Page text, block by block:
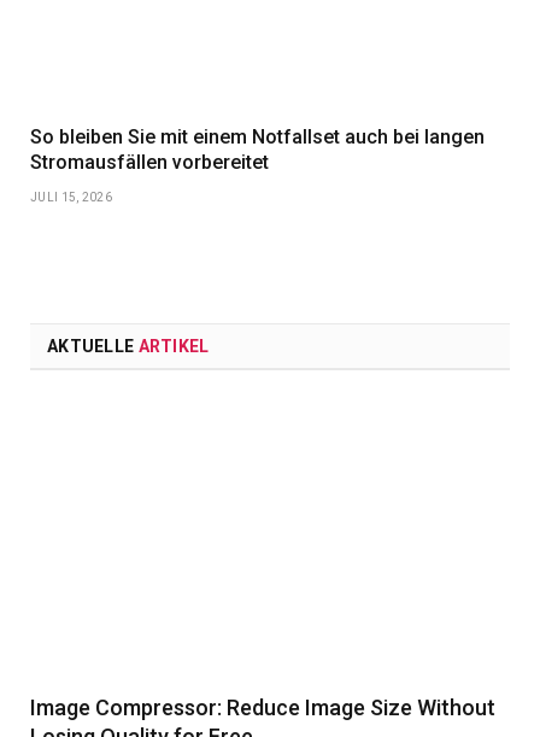
So bleiben Sie mit einem Notfallset auch bei langen
Stromausfällen vorbereitet
JULI 15, 2026
AKTUELLE ARTIKEL
Image Compressor: Reduce Image Size Without